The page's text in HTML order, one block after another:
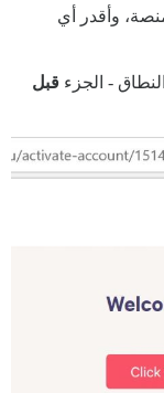
وأقدر أي
قبل